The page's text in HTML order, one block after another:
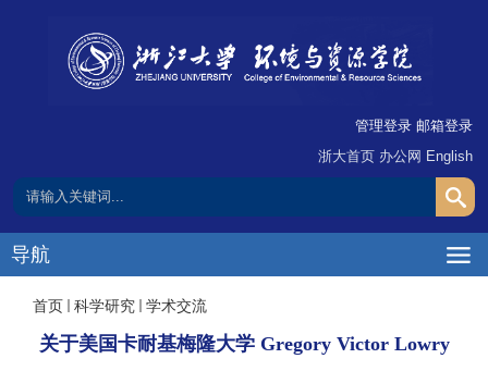
管理登录 邮箱登录
浙大首页 办公网 English
导航
首页 科学研究 学术交流
关于美国卡耐基梅隆大学 Gregory Victor Lowry